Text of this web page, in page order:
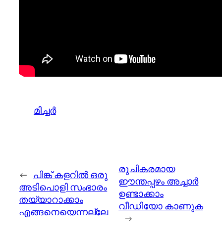
മിച്ചർ
← പിങ്ക് കളറില്‍ ഒരു
അടിപൊളി സംഭാരം
തയ്യാറാക്കാം
എങ്ങനെയെന്നല്ലേ
രുചികരമായ
ഈന്തപ്പഴം അച്ചാര്‍
ഉണ്ടാക്കാം
വീഡിയോ കാണുക
→